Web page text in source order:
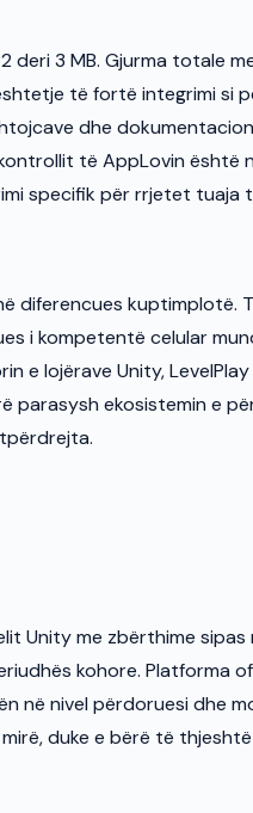
deri 3 MB. Gjurma totale
të fortë integrimi si
dhe
të AppLovin është
specifik për rrjetet tuaja
diferencues kuptimplotë.
i kompetentë celular
e lojërave Unity, LevelPlay
parasysh ekosistemin e
Unity me zbërthime sipas
kohore. Platforma
në nivel përdoruesi dhe
duke e bërë të